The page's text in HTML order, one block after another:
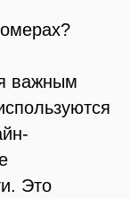
важным
Это